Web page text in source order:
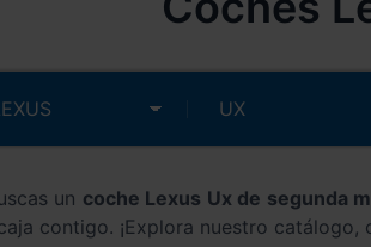
un coche Lexus Ux de segunda
contigo. ¡Explora nuestro